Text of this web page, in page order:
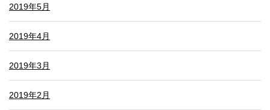
2019年5月
2019年4月
2019年3月
2019年2月